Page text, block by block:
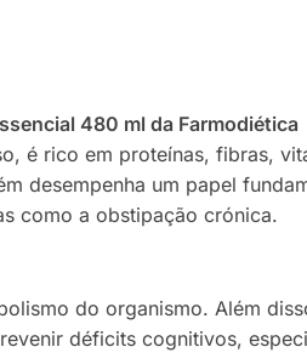
480 ml da Farmodiética
é rico em proteínas, fibras,
desempenha um papel
como a obstipação crónica.
do organismo. Além
déficits cognitivos,